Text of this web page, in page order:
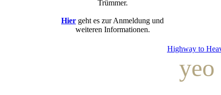
Trümmer.
Hier geht es zur Anmeldung und
weiteren Informationen.
Highway to
yeo